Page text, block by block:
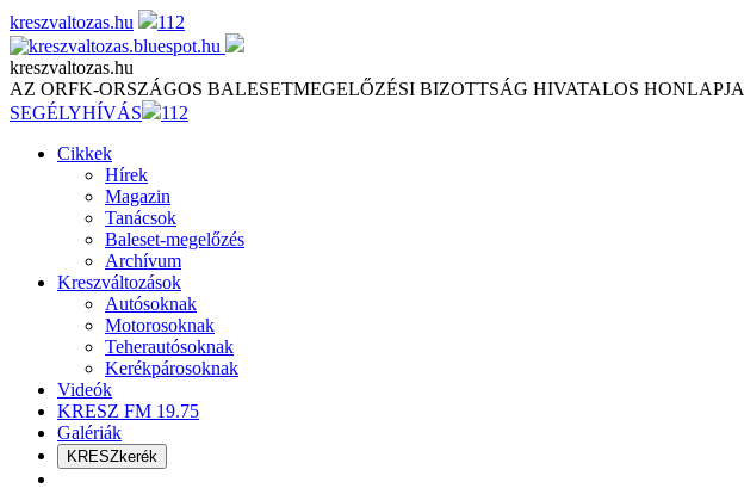
Skip
to
content
kreszvaltozas.hu 112
kreszvaltozas.hu
AZ ORFK-ORSZÁGOS BALESETMEGELŐZÉSI BIZOTTSÁG HIVATALOS HONLAPJA
SEGÉLYHÍVÁS
112
Cikkek
Hírek
Magazin
Tanácsok
Baleset-megelőzés
Archívum
Kreszváltozások
Autósoknak
Motorosoknak
Teherautósoknak
Kerékpárosoknak
Videók
KRESZ FM 19.75
Galériák
KRESZkerék